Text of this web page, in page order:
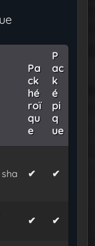
Pa
ck
hé
roï
qu
e
P
ac
k
é
pi
q
ue
✔ ✔
✔ ✔